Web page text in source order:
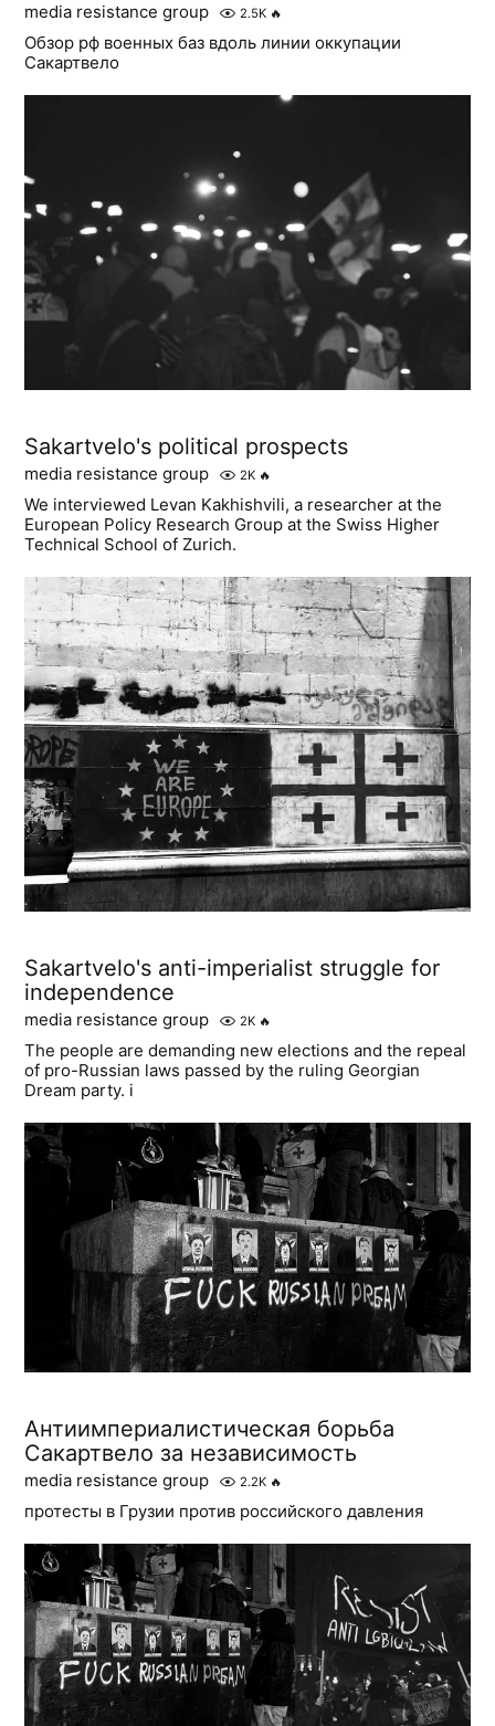
media resistance group 2.5K 🔥
Обзор рф военных баз вдоль линии оккупации
Сакартвело
Sakartvelo's political prospects
media resistance group 2K 🔥
We interviewed Levan Kakhishvili, a researcher at the
European Policy Research Group at the Swiss Higher
Technical School of Zurich.
Sakartvelo's anti-imperialist struggle for
independence
media resistance group 2K 🔥
The people are demanding new elections and the repeal
of pro-Russian laws passed by the ruling Georgian
Dream party. i
Антиимпериалистическая борьба
Сакартвело за независимость
media resistance group 2.2K 🔥
протесты в Грузии против российского давления